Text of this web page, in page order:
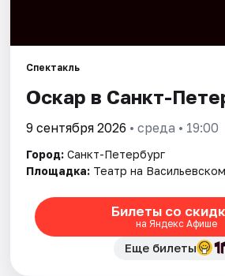
Спектакль
Оскар в Санкт-
9 сентября 2026 • среда • 19:00
Город: Санкт-Петербург
Площадка: Театр на Васильевском
Билеты со
на Яндекс Афише
Еще билеты